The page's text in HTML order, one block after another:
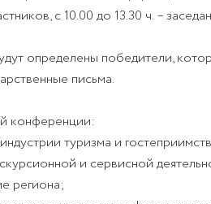
с 10.00 до 13.30 ч. –
определены победители,
письма.
конференции:
туризма и
и сервисной
региона;